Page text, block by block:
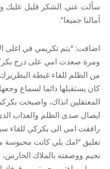
سألت عني. الشكر قليل عليك
آمالنا جميعا”.
اضافت: “يتم تكريمي في اغلى
ومرة صعدت امي على درج
من الظلم للقاء غبطة
كان يستقبلها دائما لسماع
المعتقلين انذاك، واصبحت
رافقت امي الى بكركي للقاء
تعليق “امك يلي كانت
نجيم ووصفته بالملاك الحارس،